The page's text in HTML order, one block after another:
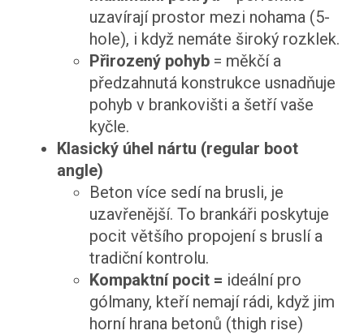
uzavírají prostor mezi nohama (5-
hole), i když nemáte široký rozklek.
Přirozený pohyb = měkčí a
předzahnutá konstrukce usnadňuje
pohyb v brankovišti a šetří vaše
kyčle.
Klasický úhel nártu (regular boot
angle)
Beton více sedí na brusli, je
uzavřenější. To brankáři poskytuje
pocit většího propojení s bruslí a
tradiční kontrolu.
Kompaktní pocit = ideální pro
gólmany, kteří nemají rádi, když jim
horní hrana betonů (thigh rise)